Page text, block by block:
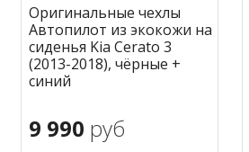
Оригинальные чехлы
Автопилот из экокожи на
сиденья Kia Cerato 3
(2013-2018), чёрные +
синий
9 990 руб